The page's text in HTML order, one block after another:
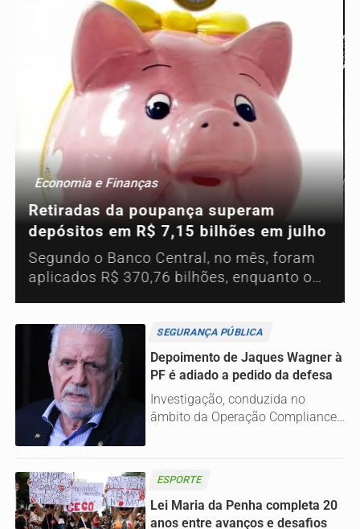
NOTICIAS GRANDE ABCDMRR
Saiba quando será o recesso de fim de
ano para servidores públicos
Períodos vão de 21 a 25/12 e de 28/12 a
1º de janeiro de 2027, respectivamente, de
SEGURANÇA PÚBLICA
Depoimento de Jaques Wagner à
PF é adiado a pedido da defesa
Investigação, conduzida no
âmbito da Operação Compliance
como um dos elos entre Wagner e
o caso Banco Master.
ESPORTE
Lei Maria da Penha completa 20
anos entre avanços e desafios